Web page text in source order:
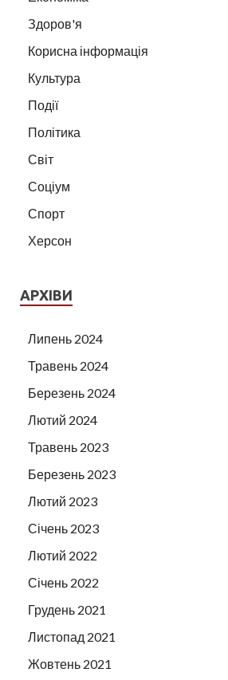
Здоров'я
Корисна інформація
Культура
Події
Політика
Світ
Соціум
Спорт
Херсон
АРХІВИ
Липень 2024
Травень 2024
Березень 2024
Лютий 2024
Травень 2023
Березень 2023
Лютий 2023
Січень 2023
Лютий 2022
Січень 2022
Грудень 2021
Листопад 2021
Жовтень 2021